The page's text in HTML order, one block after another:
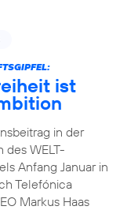
ist
in der
des WELT-
Anfang Januar in
Telefónica
Markus Haas